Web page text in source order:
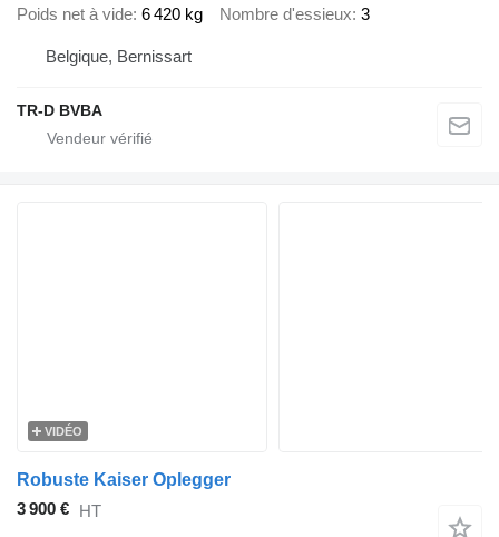
Poids net à vide 6 420 kg Nombre d'essieux 3
Belgique, Bernissart
TR-D BVBA
VIDÉO
Robuste Kaiser Oplegger
3 900 € HT